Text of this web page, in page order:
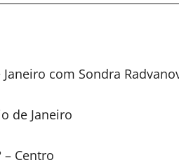
com Sondra
de Janeiro
– Centro